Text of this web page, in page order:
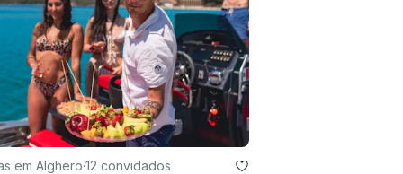
em Alghero·12 convidados